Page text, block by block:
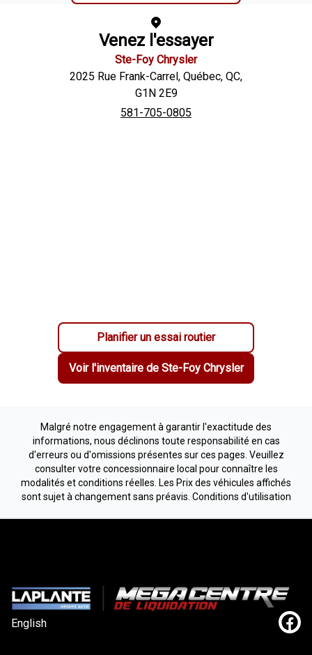
Venez l'essayer
Ste-Foy Chrysler
2025 Rue Frank-Carrel, Québec, QC,
G1N 2E9
581-705-0805
Planifier un essai routier
Voir l'inventaire de Ste-Foy Chrysler
Malgré notre engagement à garantir l'exactitude des
informations, nous déclinons toute responsabilité en cas
d'erreurs ou d'omissions présentes sur ces pages. Veuillez
consulter votre concessionnaire local pour connaître les
modalités et conditions réelles. Les Prix des véhicules affichés
sont sujet à changement sans préavis. Conditions d'utilisation
English